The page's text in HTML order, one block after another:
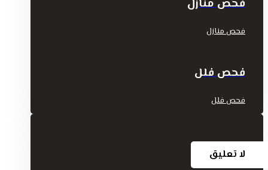
فحص منازل
فحص منازل
فحص فلل
فحص فلل
لا تعليق